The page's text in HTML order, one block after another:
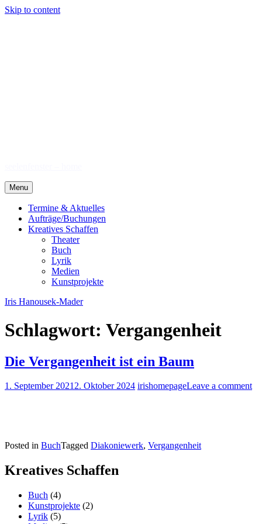
Skip to content
Menu
Termine & Aktuelles
Aufträge/Buchungen
Kreatives Schaffen
Theater
Buch
Lyrik
Medien
Kunstprojekte
Iris Hanousek-Mader
Schlagwort: Vergangenheit
Die Vergangenheit ist ein Baum
1. September 20212. Oktober 2024 irishomepageLeave a comment
Posted in BuchTagged Diakoniewerk, Vergangenheit
Kreatives Schaffen
Buch (4)
Kunstprojekte (2)
Lyrik (5)